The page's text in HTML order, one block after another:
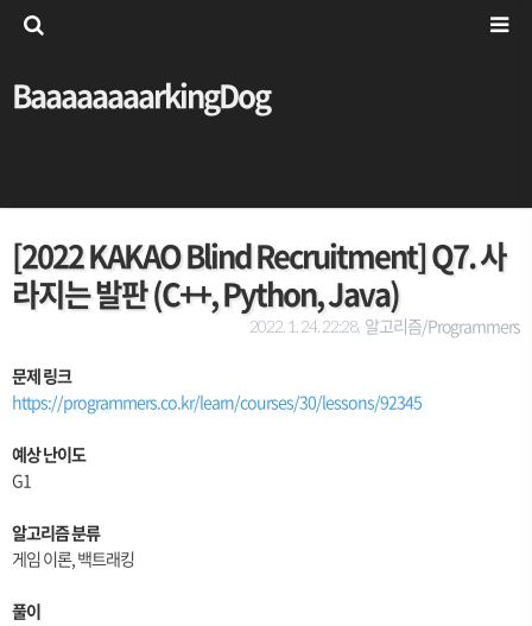
BaaaaaaaarkingDog
[2022 KAKAO Blind Recruitment] Q7. 사
라지는 발판 (C++, Python, Java)
2022. 1. 24. 22:28, 알고리즘/Programmers
문제 링크
https://programmers.co.kr/learn/courses/30/lessons/92345
예상 난이도
G1
알고리즘 분류
게임 이론, 백트래킹
풀이